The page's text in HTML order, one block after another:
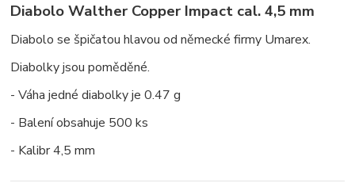
Diabolo Walther Copper Impact cal. 4,5 mm
Diabolo se špičatou hlavou od německé firmy Umarex.
Diabolky jsou poměděné.
- Váha jedné diabolky je 0.47 g
- Balení obsahuje 500 ks
- Kalibr 4,5 mm